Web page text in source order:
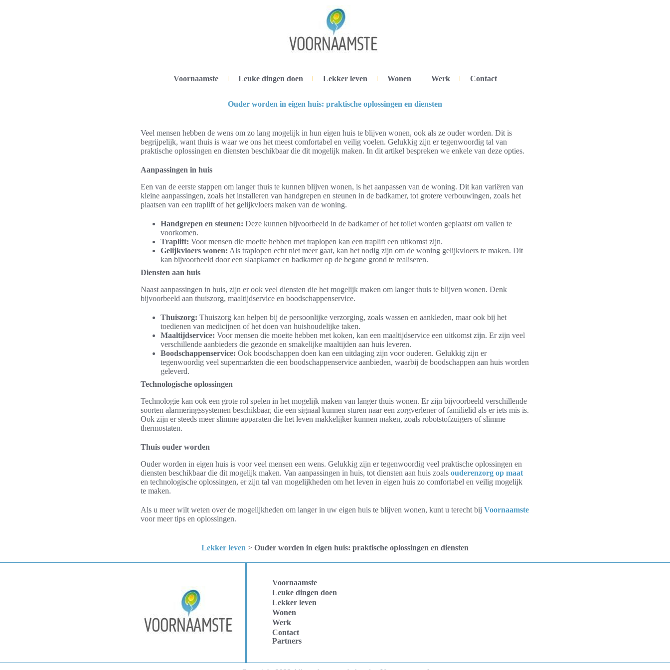
Voornaamste Leuke dingen doen Lekker leven Wonen Werk Contact
Ouder worden in eigen huis: praktische oplossingen en diensten
Veel mensen hebben de wens om zo lang mogelijk in hun eigen huis te blijven wonen, ook als ze ouder worden. Dit is
begrijpelijk, want thuis is waar we ons het meest comfortabel en veilig voelen. Gelukkig zijn er tegenwoordig tal van
praktische oplossingen en diensten beschikbaar die dit mogelijk maken. In dit artikel bespreken we enkele van deze opties.
Aanpassingen in huis
Een van de eerste stappen om langer thuis te kunnen blijven wonen, is het aanpassen van de woning. Dit kan variëren van
kleine aanpassingen, zoals het installeren van handgrepen en steunen in de badkamer, tot grotere verbouwingen, zoals het
plaatsen van een traplift of het gelijkvloers maken van de woning.
Handgrepen en steunen: Deze kunnen bijvoorbeeld in de badkamer of het toilet worden geplaatst om vallen te
voorkomen.
Traplift: Voor mensen die moeite hebben met traplopen kan een traplift een uitkomst zijn.
Gelijkvloers wonen: Als traplopen echt niet meer gaat, kan het nodig zijn om de woning gelijkvloers te maken. Dit
kan bijvoorbeeld door een slaapkamer en badkamer op de begane grond te realiseren.
Diensten aan huis
Naast aanpassingen in huis, zijn er ook veel diensten die het mogelijk maken om langer thuis te blijven wonen. Denk
bijvoorbeeld aan thuiszorg, maaltijdservice en boodschappenservice.
Thuiszorg: Thuiszorg kan helpen bij de persoonlijke verzorging, zoals wassen en aankleden, maar ook bij het
toedienen van medicijnen of het doen van huishoudelijke taken.
Maaltijdservice: Voor mensen die moeite hebben met koken, kan een maaltijdservice een uitkomst zijn. Er zijn veel
verschillende aanbieders die gezonde en smakelijke maaltijden aan huis leveren.
Boodschappenservice: Ook boodschappen doen kan een uitdaging zijn voor ouderen. Gelukkig zijn er
tegenwoordig veel supermarkten die een boodschappenservice aanbieden, waarbij de boodschappen aan huis worden
geleverd.
Technologische oplossingen
Technologie kan ook een grote rol spelen in het mogelijk maken van langer thuis wonen. Er zijn bijvoorbeeld verschillende
soorten alarmeringssystemen beschikbaar, die een signaal kunnen sturen naar een zorgverlener of familielid als er iets mis is.
Ook zijn er steeds meer slimme apparaten die het leven makkelijker kunnen maken, zoals robotstofzuigers of slimme
thermostaten.
Thuis ouder worden
Ouder worden in eigen huis is voor veel mensen een wens. Gelukkig zijn er tegenwoordig veel praktische oplossingen en
diensten beschikbaar die dit mogelijk maken. Van aanpassingen in huis, tot diensten aan huis zoals ouderenzorg op maat
en technologische oplossingen, er zijn tal van mogelijkheden om het leven in eigen huis zo comfortabel en veilig mogelijk
te maken.
Als u meer wilt weten over de mogelijkheden om langer in uw eigen huis te blijven wonen, kunt u terecht bij Voornaamste
voor meer tips en oplossingen.
Lekker leven > Ouder worden in eigen huis: praktische oplossingen en diensten
Voornaamste
Leuke dingen doen
Lekker leven
Wonen
Werk
Contact
Partners